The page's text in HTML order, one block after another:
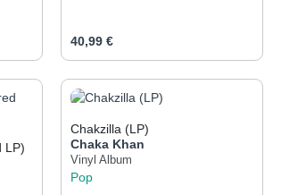
Schaltflächen um die
ein oder benutze die
Gib den gewünschten
Regulärer Preis:
40,99 €
Produkt Anzahl: Gib
LP)
Chakzilla (LP)
Chaka Khan
Vinyl Album
Pop